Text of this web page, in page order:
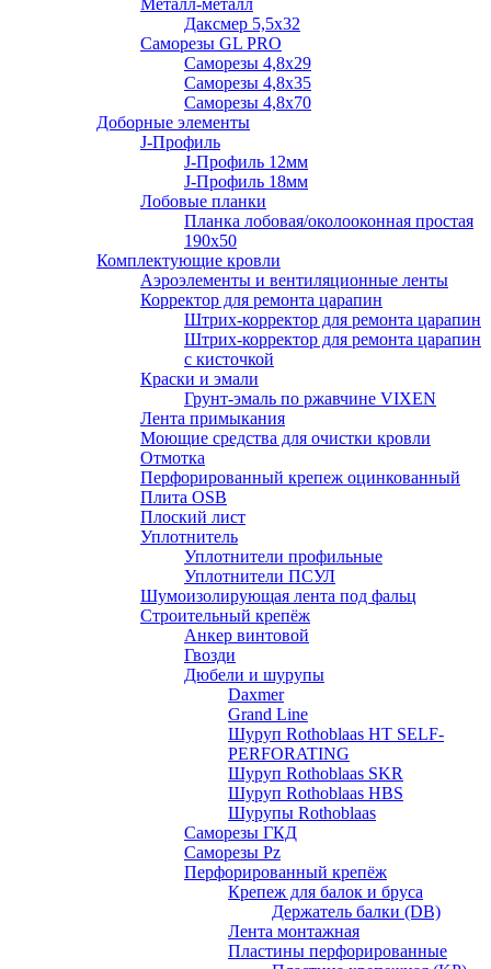
Металл-металл
Даксмер 5,5х32
Саморезы GL PRO
Сaморезы 4,8х29
Сaморезы 4,8х35
Сaморезы 4,8х70
Доборные элементы
J-Профиль
J-Профиль 12мм
J-Профиль 18мм
Лобовые планки
Планка лобовая/околооконная простая
190х50
Комплектующие кровли
Аэроэлементы и вентиляционные ленты
Корректор для ремонта царапин
Штрих-корректор для ремонта царапин
Штрих-корректор для ремонта царапин
с кисточкой
Краски и эмали
Грунт-эмаль по ржавчине VIXEN
Лента примыкания
Моющие средства для очистки кровли
Отмотка
Перфорированный крепеж оцинкованный
Плита OSB
Плоский лист
Уплотнитель
Уплотнители профильные
Уплотнители ПСУЛ
Шумоизолирующая лента под фальц
Строительный крепёж
Анкер винтовой
Гвозди
Дюбели и шурупы
Daxmer
Grand Line
Шуруп Rothoblaas HT SELF-
PERFORATING
Шуруп Rothoblaas SKR
Шуруп Rothoblaas НВS
Шурупы Rothoblaas
Саморeзы ГКД
Саморезы Pz
Перфорированный крепёж
Крепеж для балок и бруса
Держатель балки (DB)
Лента монтажнaя
Пластины перфорированные